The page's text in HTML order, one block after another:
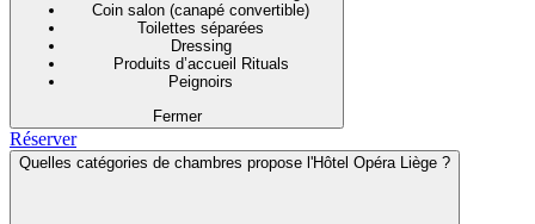
Coin salon (canapé convertible)
Toilettes séparées
Dressing
Produits d’accueil Rituals
Peignoirs
Fermer
Réserver
Quelles catégories de chambres propose l'Hôtel Opéra Liège ?